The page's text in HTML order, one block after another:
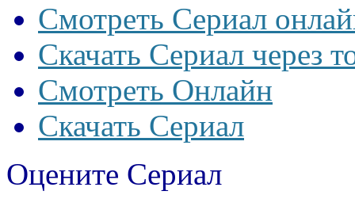
Смотреть Сериал
Скачать Сериал через
Смотреть Онлайн
Скачать Сериал
Оцените Сериал